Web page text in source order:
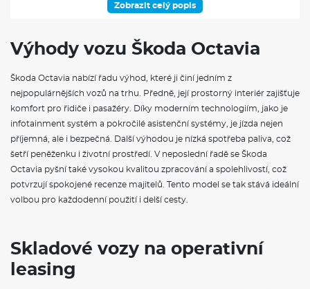
Disky kol z lehké slitiny Lerna 18" antracitové leštěné 7,5J × 18"
Pneumatiky 225/45 R18 91Y
Krytky šroubů kol
Lerna 18" antracitová leštěná
Tažné zařízení sklopné - elektronicky odjistitelné
Příprava pro služby ŠKODA Connect L
Head-up displej
Digitální asistentka Laura - hlasové ovládání
KESSY - bezklíčové zamykání a startování
jízdu v koloně a nouzový asistent
Navigační systém
Hlídání mrtvého úhlu (Side Assist)
Automatické parkování s parkováním na dálku
Infotainment Navi 13"
Zobrazit celý popis
Výhody vozu Škoda Octavia
Škoda Octavia nabízí řadu výhod, které ji činí jedním z
nejpopulárnějších vozů na trhu. Předně, její prostorný interiér zajišťuje
komfort pro řidiče i pasažéry. Díky moderním technologiím, jako je
infotainment systém a pokročilé asistenční systémy, je jízda nejen
příjemná, ale i bezpečná. Další výhodou je nízká spotřeba paliva, což
šetří peněženku i životní prostředí. V neposlední řadě se Škoda
Octavia pyšní také vysokou kvalitou zpracování a spolehlivostí, což
potvrzují spokojené recenze majitelů. Tento model se tak stává ideální
volbou pro každodenní použití i delší cesty.
Skladové vozy na operativní
leasing